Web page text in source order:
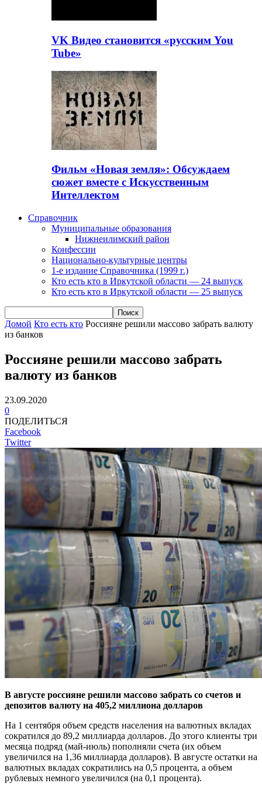
VK Видео становится «русским You
Tube»
Фильм «Новая земля»: Обсуждаем
сюжет вместе с Искусственным
Интеллектом
Справочник
Муниципальные образования
Нижнеилимский район
Конфессии
Национально-культурные центры
1-е издание Справочника (1999 г.)
Кто есть кто в Иркутской области — 24 выпуск
Кто есть кто в Иркутской области — 25 выпуск
Домой Кто есть кто Россияне решили массово забрать валюту
из банков
Россияне решили массово забрать
валюту из банков
23.09.2020
0
ПОДЕЛИТЬСЯ
Facebook
Twitter
В августе россияне решили массово забрать со счетов и
депозитов валюту на 405,2 миллиона долларов
На 1 сентября объем средств населения на валютных вкладах
сократился до 89,2 миллиарда долларов. До этого клиенты три
месяца подряд (май-июль) пополняли счета (их объем
увеличился на 1,36 миллиарда долларов). В августе остатки на
валютных вкладах сократились на 0,5 процента, а объем
рублевых немного увеличился (на 0,1 процента).